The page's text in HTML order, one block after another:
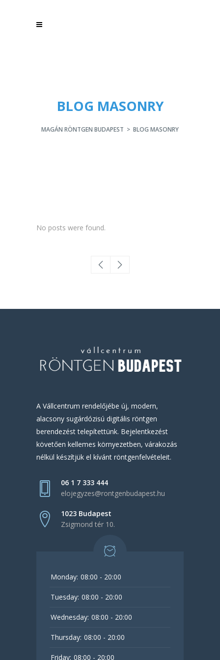
BLOG MASONRY
MAGÁN RÖNTGEN BUDAPEST > BLOG MASONRY
No posts were found.
A Vállcentrum rendelőjébe új, modern,
alacsony sugárdózisú digitális röntgen
berendezést telepítettünk. Bejelentkezést
követően kellemes környezetben, várakozás
nélkül készítjük el kívánt röntgenfelvételeit.
06 1 7 333 444
elojegyzes@rontgenbudapest.hu
1023 Budapest
Zsigmond tér 10.
Monday: 08:00 - 20:00
Tuesday: 08:00 - 20:00
Wednesday: 08:00 - 20:00
Thursday: 08:00 - 20:00
Friday: 08:00 - 20:00